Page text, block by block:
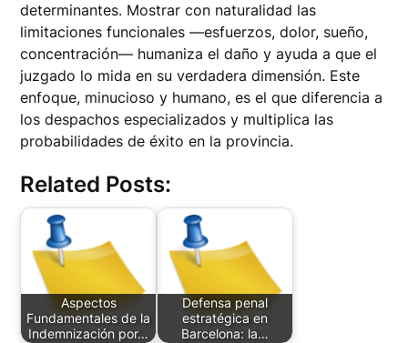
determinantes. Mostrar con naturalidad las
limitaciones funcionales —esfuerzos, dolor, sueño,
concentración— humaniza el daño y ayuda a que el
juzgado lo mida en su verdadera dimensión. Este
enfoque, minucioso y humano, es el que diferencia a
los despachos especializados y multiplica las
probabilidades de éxito en la provincia.
Related Posts:
Aspectos
Fundamentales de la
Indemnización por…
Defensa penal
estratégica en
Barcelona: la…